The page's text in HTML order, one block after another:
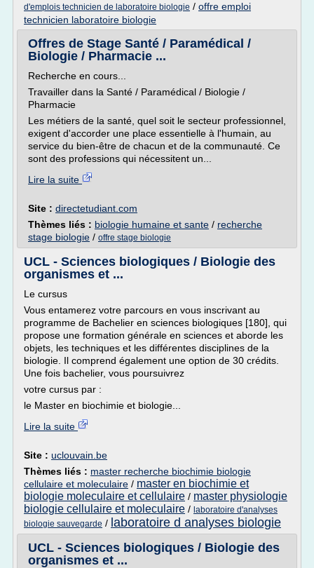
d'emplois technicien de laboratoire biologie / offre emploi
technicien laboratoire biologie
Offres de Stage Santé / Paramédical /
Biologie / Pharmacie ...
Recherche en cours...
Travailler dans la Santé / Paramédical / Biologie /
Pharmacie
Les métiers de la santé, quel soit le secteur professionnel,
exigent d'accorder une place essentielle à l'humain, au
service du bien-être de chacun et de la communauté. Ce
sont des professions qui nécessitent un...
Lire la suite
Site : directetudiant.com
Thèmes liés : biologie humaine et sante / recherche
stage biologie / offre stage biologie
UCL - Sciences biologiques / Biologie des
organismes et ...
Le cursus
Vous entamerez votre parcours en vous inscrivant au
programme de Bachelier en sciences biologiques [180], qui
propose une formation générale en sciences et aborde les
objets, les techniques et les différentes disciplines de la
biologie. Il comprend également une option de 30 crédits.
Une fois bachelier, vous poursuivrez
votre cursus par :
le Master en biochimie et biologie...
Lire la suite
Site : uclouvain.be
Thèmes liés : master recherche biochimie biologie
cellulaire et moleculaire / master en biochimie et
biologie moleculaire et cellulaire / master physiologie
biologie cellulaire et moleculaire / laboratoire d'analyses
biologie sauvegarde / laboratoire d analyses biologie
UCL - Sciences biologiques / Biologie des
organismes et ...